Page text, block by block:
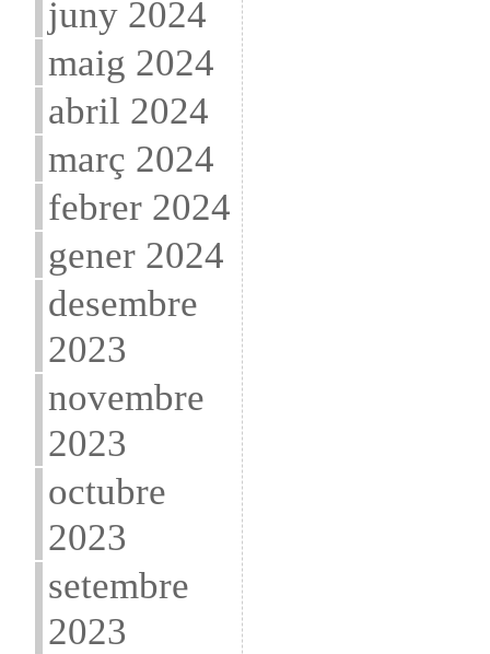
juny 2024
maig 2024
abril 2024
març 2024
febrer 2024
gener 2024
desembre
2023
novembre
2023
octubre
2023
setembre
2023